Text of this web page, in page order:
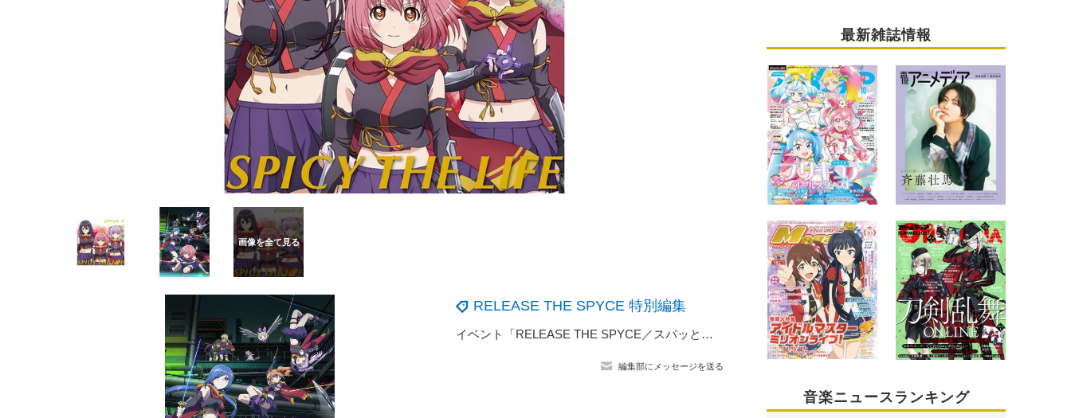
RELEASE THE SPYCE 特別編集
イベント「RELEASE THE SPYCE／スパッと！スパイス大作戦」で安齋由香里、沼倉愛美ら6人がＯＰ＆ＥＤテーマ、朗読劇を生披露
編集部にメッセージを送る
最新雑誌情報
音楽ニュースランキング